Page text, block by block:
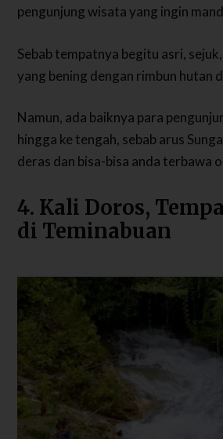
pengunjung wisata yang ingin
Sebab tempatnya begitu asri,
yang bening dengan rimbun hutan
Namun, ada baiknya para
hingga ke tengah, sebab arus
deras dan bisa-bisa anda terbawa
4. Kali Doros,
di Teminabuan